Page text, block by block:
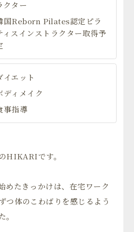
クター
国Reborn Pilates認定ピラ
ィスインストラクター取得予
イエット
ディメイク
事指導
HIKARIです。
めたきっかけは、在宅ワーク
つ体のこわばりを感じるよう